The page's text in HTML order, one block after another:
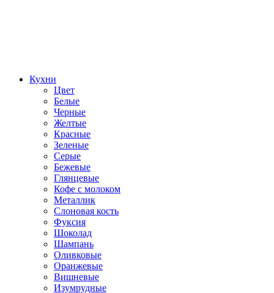
Кухни
Цвет
Белые
Черные
Желтые
Красные
Зеленые
Серые
Бежевые
Глянцевые
Кофе с молоком
Металлик
Слоновая кость
Фуксия
Шоколад
Шампань
Оливковые
Оранжевые
Вишневые
Изумрудные